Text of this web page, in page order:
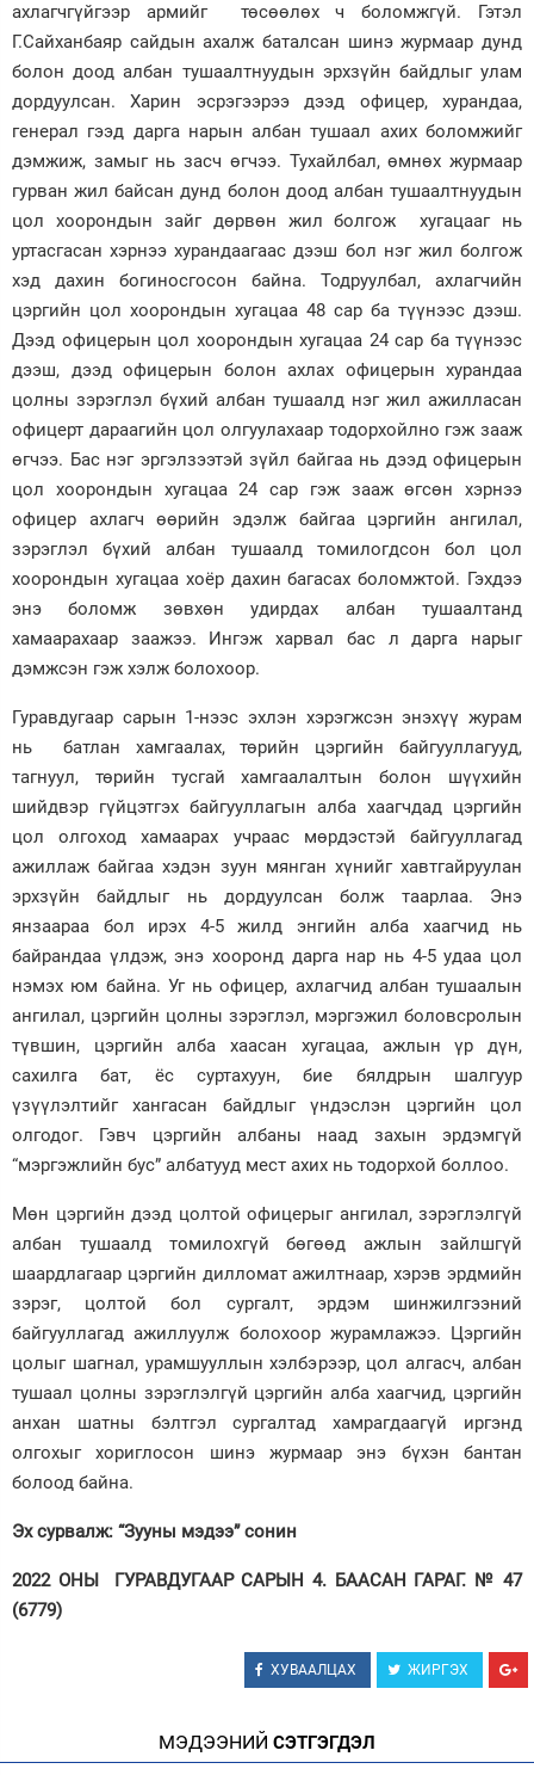
ахлагчгүйгээр армийг төсөөлөх ч боломжгүй. Гэтэл
Г.Сайханбаяр сайдын ахалж баталсан шинэ журмаар дунд
болон доод албан тушаалтнуудын эрхзүйн байдлыг улам
дордуулсан. Харин эсрэгээрээ дээд офицер, хурандаа,
генерал гээд дарга нарын албан тушаал ахих боломжийг
дэмжиж, замыг нь засч өгчээ. Тухайлбал, өмнөх журмаар
гурван жил байсан дунд болон доод албан тушаалтнуудын
цол хоорондын зайг дөрвөн жил болгож хугацааг нь
уртасгасан хэрнээ хурандаагаас дээш бол нэг жил болгож
хэд дахин богиносгосон байна. Тодруулбал, ахлагчийн
цэргийн цол хоорондын хугацаа 48 сар ба түүнээс дээш.
Дээд офицерын цол хоорондын хугацаа 24 сар ба түүнээс
дээш, дээд офицерын болон ахлах офицерын хурандаа
цолны зэрэглэл бүхий албан тушаалд нэг жил ажилласан
офицерт дараагийн цол олгуулахаар тодорхойлно гэж зааж
өгчээ. Бас нэг эргэлзээтэй зүйл байгаа нь дээд офицерын
цол хоорондын хугацаа 24 сар гэж зааж өгсөн хэрнээ
офицер ахлагч өөрийн эдэлж байгаа цэргийн ангилал,
зэрэглэл бүхий албан тушаалд томилогдсон бол цол
хоорондын хугацаа хоёр дахин багасах боломжтой. Гэхдээ
энэ боломж зөвхөн удирдах албан тушаалтанд
хамаарахаар заажээ. Ингэж харвал бас л дарга нарыг
дэмжсэн гэж хэлж болохоор.
Гуравдугаар сарын 1-нээс эхлэн хэрэгжсэн энэхүү журам
нь батлан хамгаалах, төрийн цэргийн байгууллагууд,
тагнуул, төрийн тусгай хамгаалалтын болон шүүхийн
шийдвэр гүйцэтгэх байгууллагын алба хаагчдад цэргийн
цол олгоход хамаарах учраас мөрдэстэй байгууллагад
ажиллаж байгаа хэдэн зуун мянган хүнийг хавтгайруулан
эрхзүйн байдлыг нь дордуулсан болж таарлаа. Энэ
янзаараа бол ирэх 4-5 жилд энгийн алба хаагчид нь
байрандаа үлдэж, энэ хооронд дарга нар нь 4-5 удаа цол
нэмэх юм байна. Уг нь офицер, ахлагчид албан тушаалын
ангилал, цэргийн цолны зэрэглэл, мэргэжил боловсролын
түвшин, цэргийн алба хаасан хугацаа, ажлын үр дүн,
сахилга бат, ёс суртахуун, бие бялдрын шалгуур
үзүүлэлтийг хангасан байдлыг үндэслэн цэргийн цол
олгодог. Гэвч цэргийн албаны наад захын эрдэмгүй
“мэргэжлийн бус” албатууд мест ахих нь тодорхой боллоо.
Мөн цэргийн дээд цолтой офицерыг ангилал, зэрэглэлгүй
албан тушаалд томилохгүй бөгөөд ажлын зайлшгүй
шаардлагаар цэргийн дилломат ажилтнаар, хэрэв эрдмийн
зэрэг, цолтой бол сургалт, эрдэм шинжилгээний
байгууллагад ажиллуулж болохоор журамлажээ. Цэргийн
цолыг шагнал, урамшууллын хэлбэрээр, цол алгасч, албан
тушаал цолны зэрэглэлгүй цэргийн алба хаагчид, цэргийн
анхан шатны бэлтгэл сургалтад хамрагдаагүй иргэнд
олгохыг хориглосон шинэ журмаар энэ бүхэн бантан
болоод байна.
Эх сурвалж: “Зууны мэдээ” сонин
2022 ОНЫ ГУРАВДУГААР САРЫН 4. БААСАН ГАРАГ. № 47
(6779)
ХУВААЛЦАХ ЖИРГЭХ
МЭДЭЭНИЙ СЭТГЭГДЭЛ